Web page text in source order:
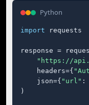
Python
import requests
response =
"https://
    headers={
    json={
"url" :
)